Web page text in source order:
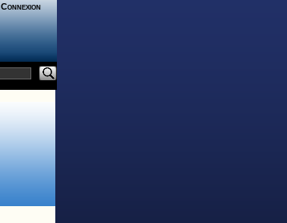
Connexion